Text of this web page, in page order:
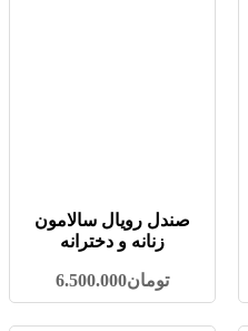
صندل رویال سالامون
زنانه و دخترانه
تومان6.500.000